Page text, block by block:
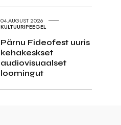
04.AUGUST 2026
KULTUURIPEEGEL
Pärnu Fideofest uuris
kehakeskset
audiovisuaalset
loomingut